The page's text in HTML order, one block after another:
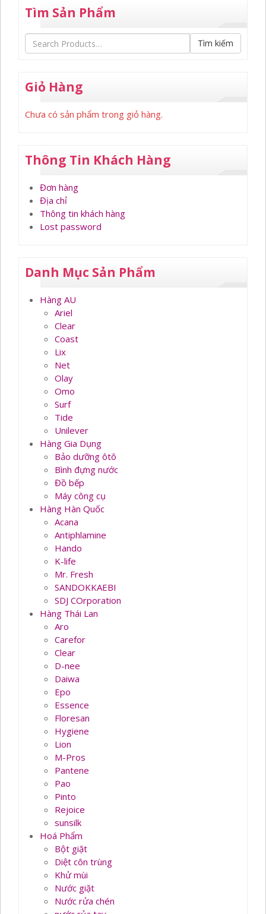
Tìm Sản Phẩm
Tìm kiếm
Giỏ Hàng
Chưa có sản phẩm trong giỏ hàng.
Thông Tin Khách Hàng
Đơn hàng
Địa chỉ
Thông tin khách hàng
Lost password
Danh Mục Sản Phẩm
Hàng AU
Ariel
Clear
Coast
Lix
Net
Olay
Omo
Surf
Tide
Unilever
Hàng Gia Dụng
Bảo dưỡng ôtô
Bình đựng nước
Đồ bếp
Máy công cụ
Hàng Hàn Quốc
Acana
Antiphlamine
Hando
K-life
Mr. Fresh
SANDOKKAEBI
SDJ COrporation
Hàng Thái Lan
Aro
Carefor
Clear
D-nee
Daiwa
Epo
Essence
Floresan
Hygiene
Lion
M-Pros
Pantene
Pao
Pinto
Rejoice
sunsilk
Hoá Phẩm
Bột giặt
Diệt côn trùng
Khử mùi
Nước giặt
Nước rửa chén